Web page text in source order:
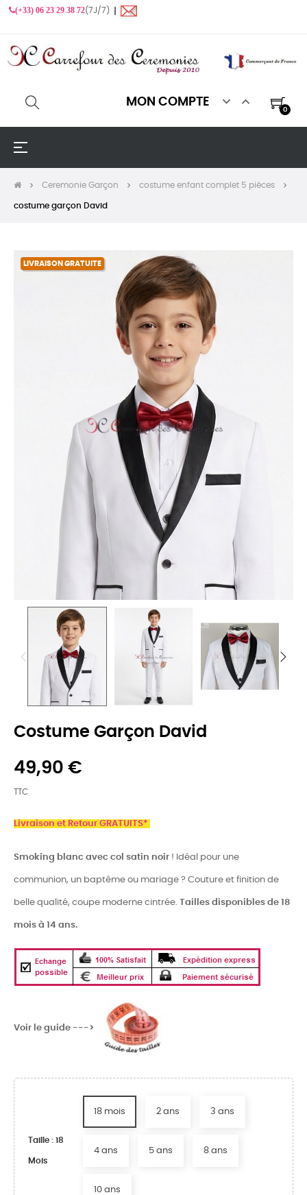
(+33) 06 23 29 38 72(7J/7) ❙
MON COMPTE  
0
Basculer
☰
Ceremonie Garçon costume enfant complet 5 pièces
costume garçon David
LIVRAISON GRATUITE
Costume Garçon David
49,90 €
TTC
Livraison et Retour GRATUITS*
Smoking blanc avec col satin noir ! Idéal pour une
communion, un baptême ou mariage ? Couture et finition de
belle qualité, coupe moderne cintrée. Tailles disponibles de 18
mois à 14 ans.
Voir le guide --->
Taille : 18
Mois
18 mois 2 ans 3 ans
4 ans 5 ans 8 ans
10 ans